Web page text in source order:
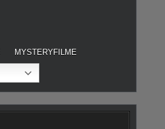
MYSTERYFILME